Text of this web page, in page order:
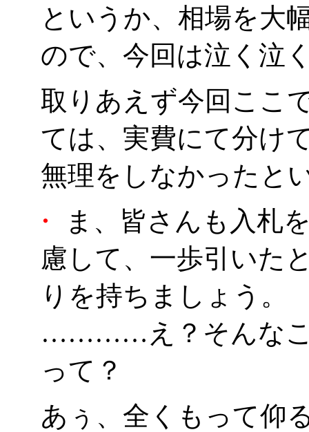
というか、相場を大
ので、今回は泣く泣
取りあえず今回ここ
ては、実費にて分け
無理をしなかったと
・
ま、皆さんも入札
慮して、一歩引いた
りを持ちましょう。
…………え？そんなこ
って？
あぅ、全くもって仰